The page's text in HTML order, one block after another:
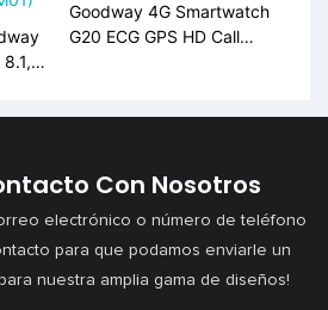
Goodway 4G Smartwatch
G20 ECG GPS HD Call
Con Nosotros
electrónico o número de teléfono
para que podamos enviarle un
nuestra amplia gama de diseños!